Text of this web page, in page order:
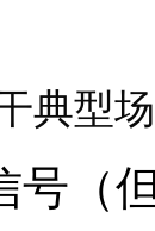
典型
号（